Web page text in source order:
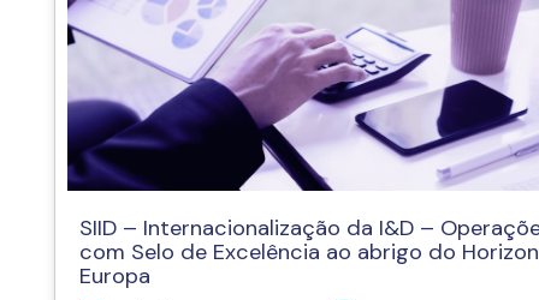
SIID – Internacionalização da I&D –
com Selo de Excelência ao abrigo do
Europa